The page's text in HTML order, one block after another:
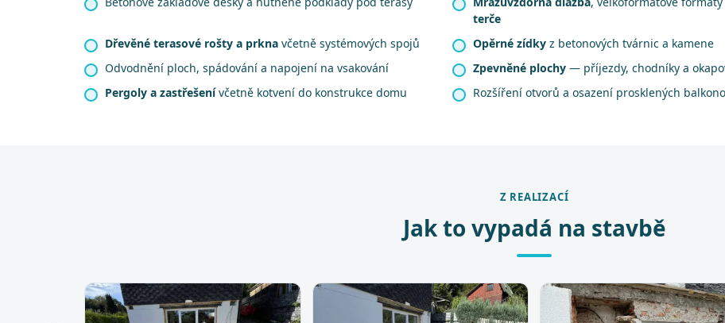
terče
Dřevěné terasové rošty a prkna včetně systémových spojů Opěrné zídky z betonových tvárnic a kamene
Odvodnění ploch, spádování a napojení na vsakování
Zpevněné plochy — příjezdy, chodníky a
Pergoly a zastřešenívčetně kotvení do konstrukce domu Rozšíření otvorů a osazení prosklených
Z REALIZACÍ
Jak to vypadá na stavbě